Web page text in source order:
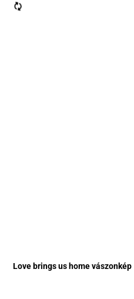
Love brings us home vászonkép